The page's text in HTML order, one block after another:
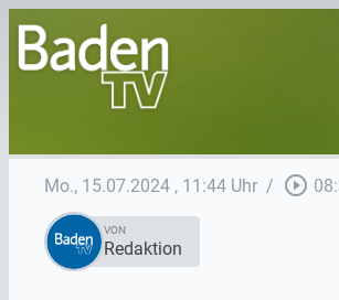
Mo., 15.07.2024 , 11:44 Uhr / play_circle_outline
VON
Redaktion